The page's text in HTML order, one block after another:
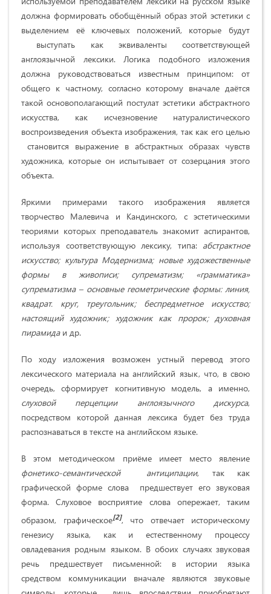
должна формировать обобщённый образ этой эстетики с
выделением её ключевых положений, которые будут
выступать как эквиваленты соответствующей
англоязычной лексики. Логика подобного изложения
должна руководствоваться известным принципом: от
общего к частному, согласно которому вначале даётся
такой основополагающий постулат эстетики абстрактного
искусства, как исчезновение натуралистического
воспроизведения объекта изображения, так как его целью
становится выражение в абстрактных образах чувств
художника, которые он испытывает от созерцания этого
объекта.
Яркими примерами такого изображения является
творчество Малевича и Кандинского, с эстетическими
теориями которых преподаватель знакомит аспирантов,
используя соответствующую лексику, типа: абстрактное
искусство; культура Модернизма; новые художественные
формы в живописи; супрематизм; «грамматика»
супрематизма – основные геометрические формы: линия,
квадрат. круг, треугольник; беспредметное искусство;
настоящий художник; художник как пророк; духовная
пирамида и др.
По ходу изложения возможен устный перевод этого
лексического материала на английский язык, что, в свою
очередь, сформирует когнитивную модель, а именно,
слуховой перцепции англоязычного дискурса,
посредством которой данная лексика будет без труда
распознаваться в тексте на английском языке.
В этом методическом приёме имеет место явление
фонетико-семантической антиципации, так как
графической форме слова предшествует его звуковая
форма. Слуховое восприятие слова опережает, таким
образом, графическое[2], что отвечает историческому
генезису языка, как и естественному процессу
овладевания родным языком. В обоих случаях звуковая
речь предшествует письменной: в истории языка
средством коммуникации вначале являются звуковые